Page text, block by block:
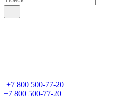
+7 800 500-77-20
+7 800 500-77-20